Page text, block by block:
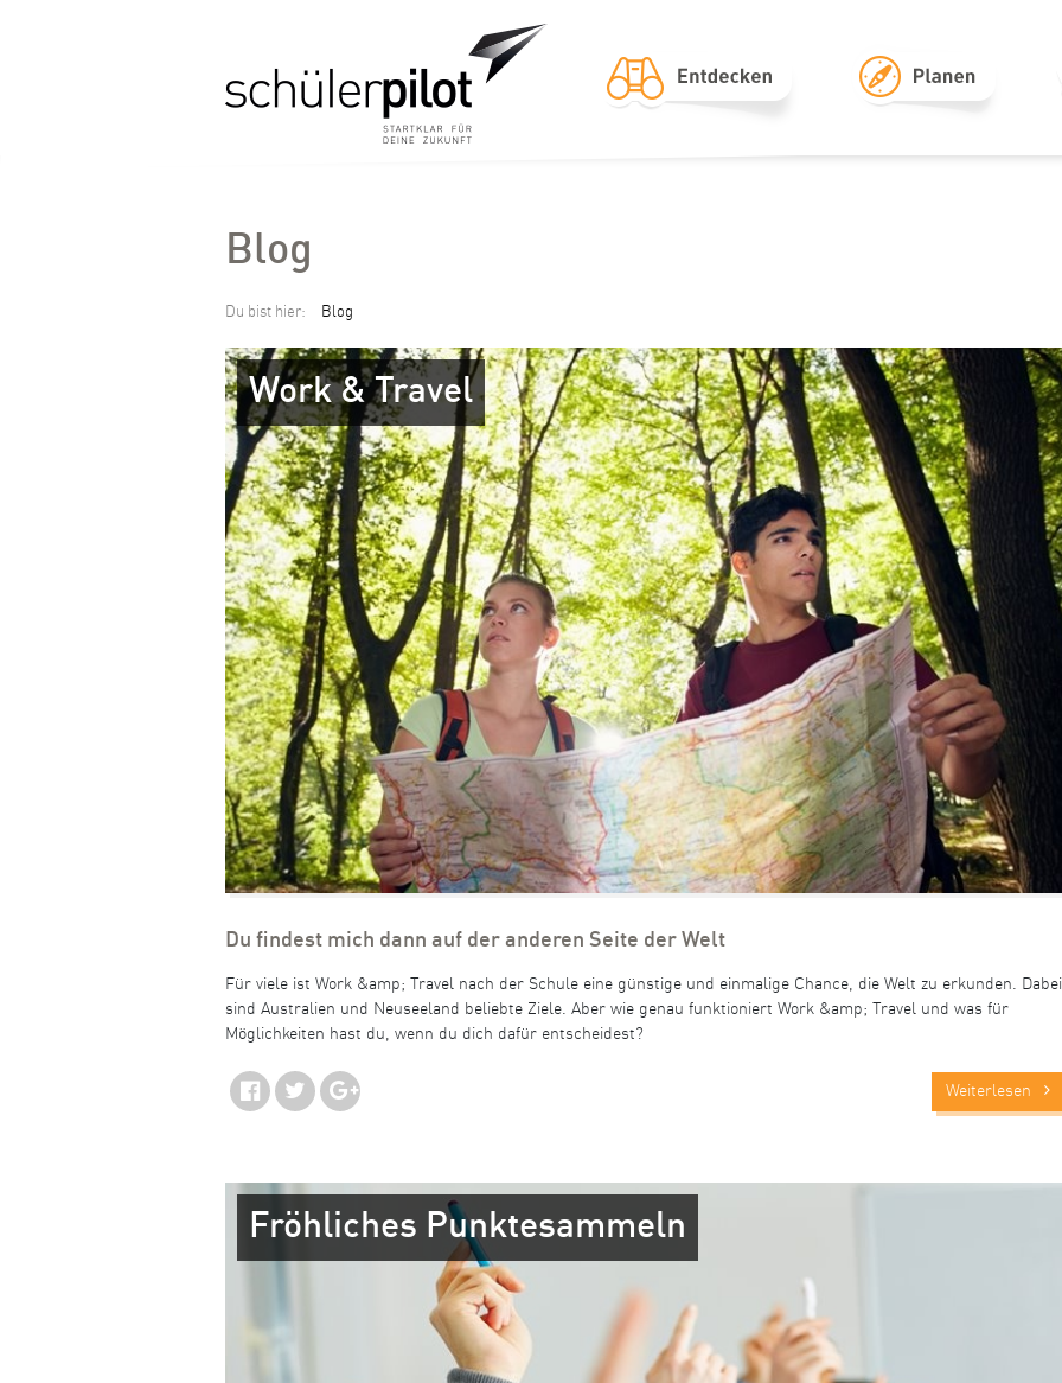
Blog
Du bist hier: Blog
Work & Travel
Du findest mich dann auf der anderen Seite der Welt
Für viele ist Work &amp; Travel nach der Schule eine günstige und einmalige Chance, die Welt zu erkunden. Dabei
sind Australien und Neuseeland beliebte Ziele. Aber wie genau funktioniert Work &amp; Travel und was für
Möglichkeiten hast du, wenn du dich dafür entscheidest?
Weiterlesen
Fröhliches Punktesammeln